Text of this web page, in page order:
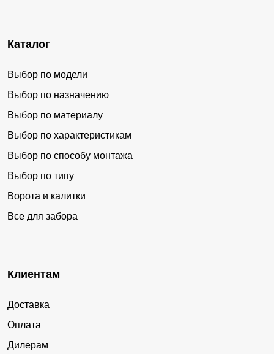
Каталог
Выбор по модели
Выбор по назначению
Выбор по материалу
Выбор по характеристикам
Выбор по способу монтажа
Выбор по типу
Ворота и калитки
Все для забора
Клиентам
Доставка
Оплата
Дилерам